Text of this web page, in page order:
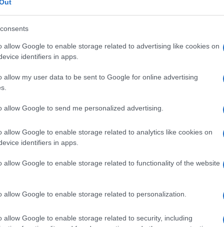
allow Google to enable storage related to advertising like cookies on
identifiers in apps.
allow my user data to be sent to Google for online advertising
allow Google to send me personalized advertising.
allow Google to enable storage related to analytics like cookies on
identifiers in apps.
allow Google to enable storage related to functionality of the website
allow Google to enable storage related to personalization.
allow Google to enable storage related to security, including
poskrbljeno, zato vam priporočamo, da jim prinašate
. Z željo, da se življenje v domu čimprej vrne v
na uspešno medsebojno sodelovanje tudi v
valu širjenja virusa precej slabše kot v spomladanskem
kazensko odgovoren za javno spodbujanje sovraštva, nasilja ali